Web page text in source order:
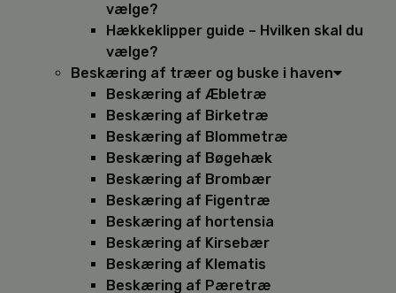
vælge?
Hækkeklipper guide – Hvilken skal du
vælge?
Beskæring af træer og buske i haven
Beskæring af Æbletræ
Beskæring af Birketræ
Beskæring af Blommetræ
Beskæring af Bøgehæk
Beskæring af Brombær
Beskæring af Figentræ
Beskæring af hortensia
Beskæring af Kirsebær
Beskæring af Klematis
Beskæring af Pæretræ